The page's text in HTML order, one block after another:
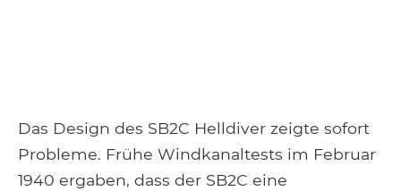
Das Design des SB2C Helldiver zeigte sofort
Probleme. Frühe Windkanaltests im Februar
1940 ergaben, dass der SB2C eine